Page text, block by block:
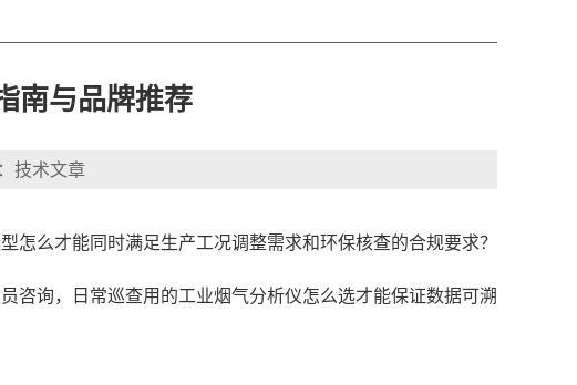
南与品牌推荐
技术文章
么才能同时满足生产工况调整需求和环保核查的合规要求？
咨询，日常巡查用的工业烟气分析仪怎么选才能保证数据可溯